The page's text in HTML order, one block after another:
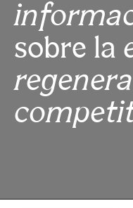
sobre la